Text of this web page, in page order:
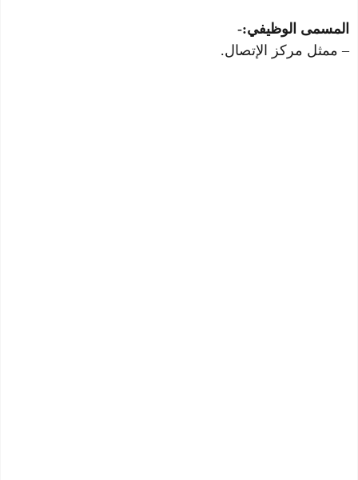
المسمى الوظيفي:-
– ممثل مركز الإتصال.